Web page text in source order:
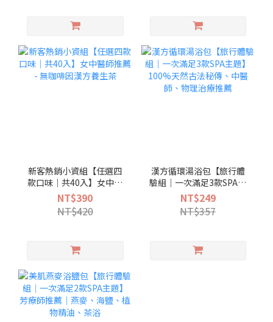
新客熱銷小資組【任選四
款口味｜共40入】女中醫
師推薦 - 無咖啡因漢方養生
茶
NT$390
NT$420
漢方循環湯浴包【旅行體
驗組｜一次滿足3款SPA主
題】100%天然古法秘傳、
中醫師、物理治療推薦
NT$249
NT$357